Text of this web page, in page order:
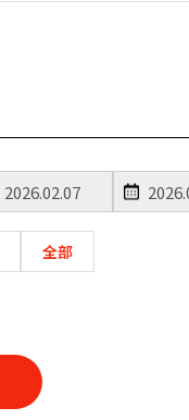
全部